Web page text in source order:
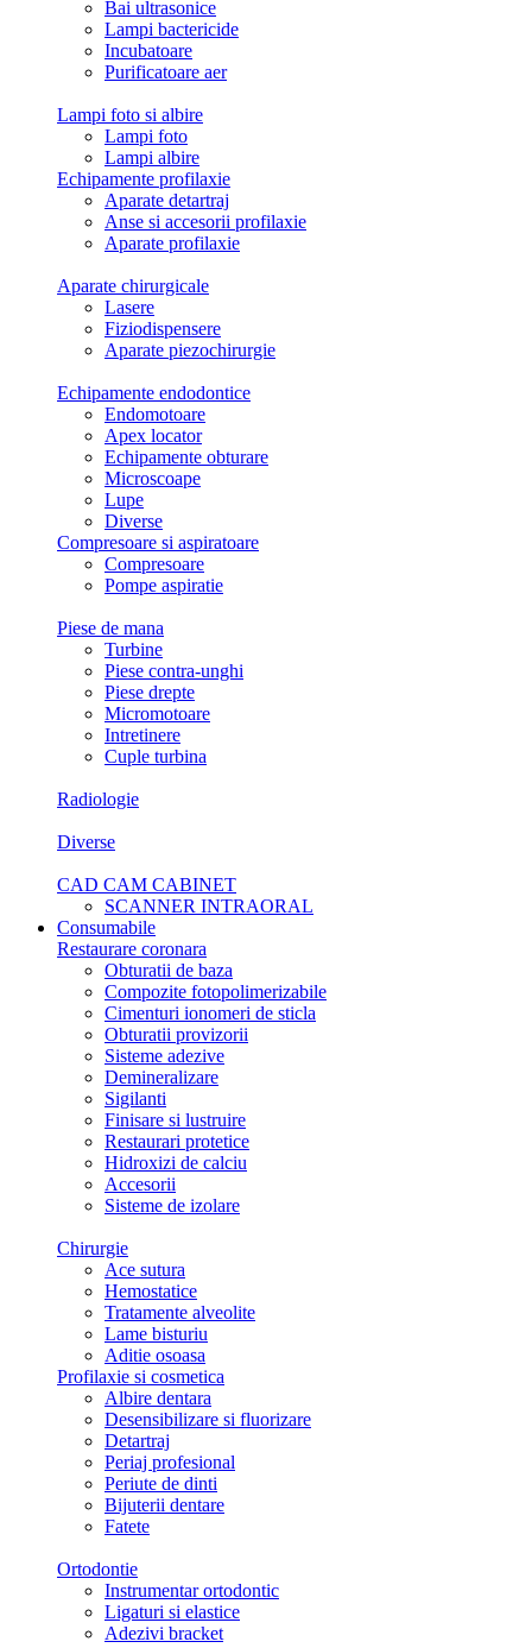
Bai ultrasonice
Lampi bactericide
Incubatoare
Purificatoare aer
Lampi foto si albire
Lampi foto
Lampi albire
Echipamente profilaxie
Aparate detartraj
Anse si accesorii profilaxie
Aparate profilaxie
Aparate chirurgicale
Lasere
Fiziodispensere
Aparate piezochirurgie
Echipamente endodontice
Endomotoare
Apex locator
Echipamente obturare
Microscoape
Lupe
Diverse
Compresoare si aspiratoare
Compresoare
Pompe aspiratie
Piese de mana
Turbine
Piese contra-unghi
Piese drepte
Micromotoare
Intretinere
Cuple turbina
Radiologie
Diverse
CAD CAM CABINET
SCANNER INTRAORAL
Consumabile
Restaurare coronara
Obturatii de baza
Compozite fotopolimerizabile
Cimenturi ionomeri de sticla
Obturatii provizorii
Sisteme adezive
Demineralizare
Sigilanti
Finisare si lustruire
Restaurari protetice
Hidroxizi de calciu
Accesorii
Sisteme de izolare
Chirurgie
Ace sutura
Hemostatice
Tratamente alveolite
Lame bisturiu
Aditie osoasa
Profilaxie si cosmetica
Albire dentara
Desensibilizare si fluorizare
Detartraj
Periaj profesional
Periute de dinti
Bijuterii dentare
Fatete
Ortodontie
Instrumentar ortodontic
Ligaturi si elastice
Adezivi bracket